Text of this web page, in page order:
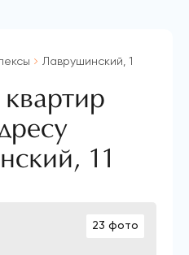
Лаврушинский, 11
11
23 фото